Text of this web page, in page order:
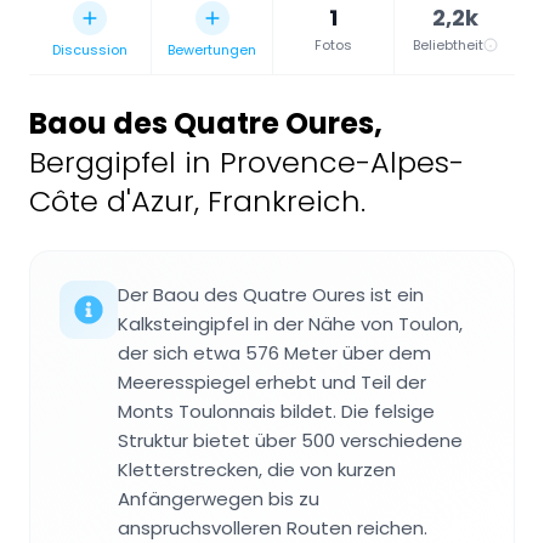
Discussion Bewertungen
1
Fotos
2,2k
Beliebtheit
Baou des Quatre Oures,
Berggipfel in Provence-Alpes-
Côte d'Azur, Frankreich.
Der Baou des Quatre Oures ist ein
Kalksteingipfel in der Nähe von Toulon,
der sich etwa 576 Meter über dem
Meeresspiegel erhebt und Teil der
Monts Toulonnais bildet. Die felsige
Struktur bietet über 500 verschiedene
Kletterstrecken, die von kurzen
Anfängerwegen bis zu
anspruchsvolleren Routen reichen.